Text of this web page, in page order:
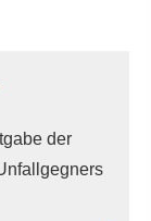
der